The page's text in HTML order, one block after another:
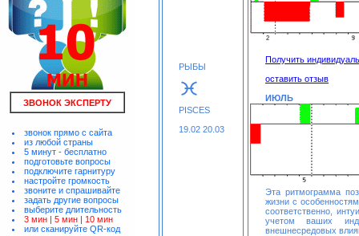
ЗВОНОК ЭКСПЕРТУ
звонок прямо с сайта
из любой страны
5 минут - бесплатно
подготовьте вопросы
подключите гарнитуру
настройте громкость
звоните и спрашивайте
задать другие вопросы
выберите длительность
3 мин | 5 мин | 10 мин
или сканируйте QR-код
РЫБЫ
PISCES
19.02 20.03
Получить
оставить отзыв
ИЮЛЬ
Эта ритмограмма
жизни с
соответственно,
учетом ваших
внешнесредовых